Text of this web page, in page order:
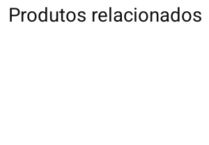
Produtos relacionados